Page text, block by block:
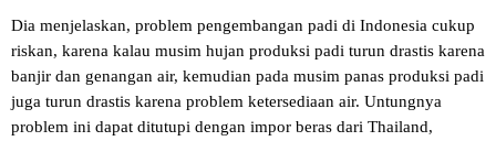
Dia menjelaskan, problem pengembangan padi di Indonesia cukup
riskan, karena kalau musim hujan produksi padi turun drastis karena
banjir dan genangan air, kemudian pada musim panas produksi padi
juga turun drastis karena problem ketersediaan air. Untungnya
problem ini dapat ditutupi dengan impor beras dari Thailand,